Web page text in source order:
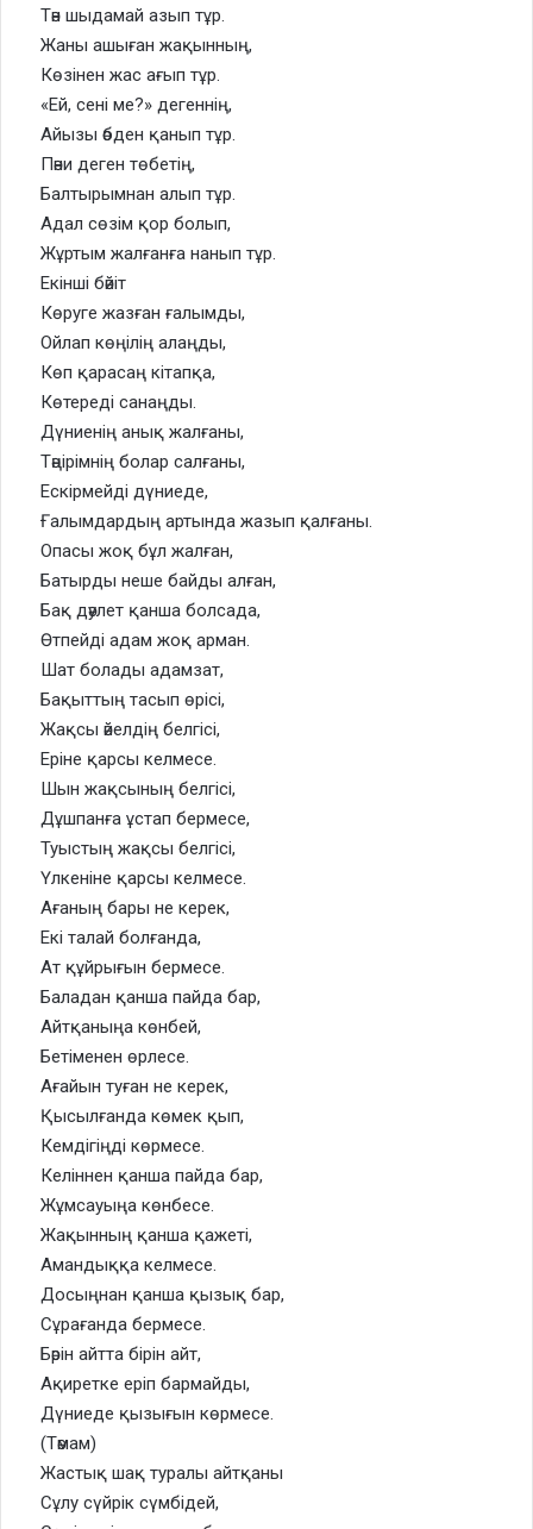
Тән шыдамай азып тұр.
Жаны ашыған жақынның,
Көзінен жас ағып тұр.
«Ей, сені ме?» дегеннің,
Айызы әбден қанып тұр.
Пәни деген төбетің,
Балтырымнан алып тұр.
Адал сөзім қор болып,
Жұртым жалғанға нанып тұр.
Екінші бәйіт
Көруге жазған ғалымды,
Ойлап көңілің алаңды,
Көп қарасаң кітапқа,
Көтереді санаңды.
Дүниенің анық жалғаны,
Тәңірімнің болар салғаны,
Ескірмейді дүниеде,
Ғалымдардың артында жазып қалғаны.
Опасы жоқ бұл жалған,
Батырды неше байды алған,
Бақ дәулет қанша болсада,
Өтпейді адам жоқ арман.
Шат болады адамзат,
Бақыттың тасып өрісі,
Жақсы әйелдің белгісі,
Еріне қарсы келмесе.
Шын жақсының белгісі,
Дұшпанға ұстап бермесе,
Туыстың жақсы белгісі,
Үлкеніне қарсы келмесе.
Ағаның бары не керек,
Екі талай болғанда,
Ат құйрығын бермесе.
Баладан қанша пайда бар,
Айтқаныңа көнбей,
Бетіменен өрлесе.
Ағайын туған не керек,
Қысылғанда көмек қып,
Кемдігіңді көрмесе.
Келіннен қанша пайда бар,
Жұмсауыңа көнбесе.
Жақынның қанша қажеті,
Амандыққа келмесе.
Досыңнан қанша қызық бар,
Сұрағанда бермесе.
Бәрін айтта бірін айт,
Ақиретке еріп бармайды,
Дүниеде қызығын көрмесе.
(Тәмам)
Жастық шақ туралы айтқаны
Сұлу сүйрік сүмбідей,